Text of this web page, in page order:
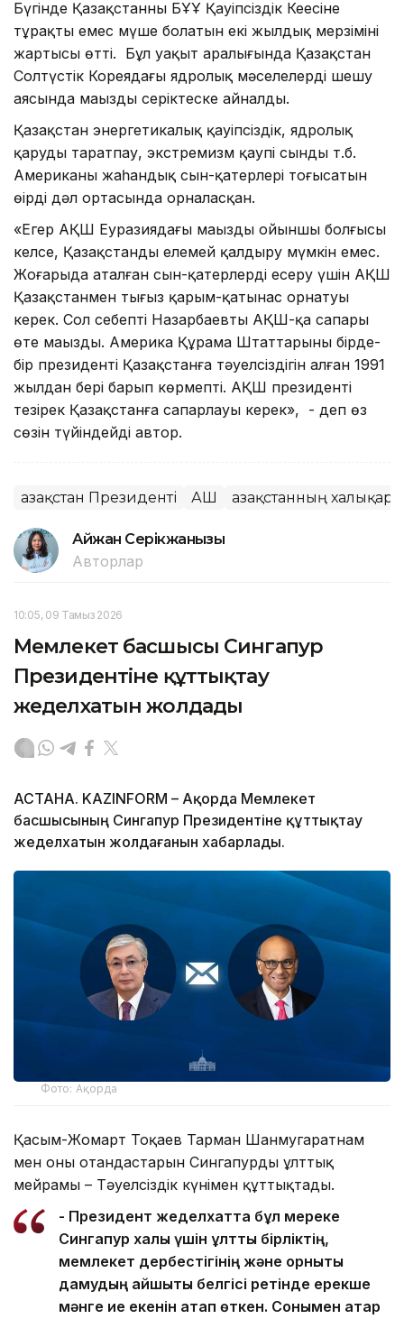
Бүгінде Қазақстанның БҰҰ Қауіпсіздік Кеңесіне
тұрақты емес мүше болатын екі жылдық мерзімінің
жартысы өтті. Бұл уақыт аралығында Қазақстан
Солтүстік Кореядағы ядролық мәселелерді шешу
аясында маңызды серіктеске айналды.
Қазақстан энергетикалық қауіпсіздік, ядролық
қаруды таратпау, экстремизм қаупі сынды т.б.
Американың жаһандық сын-қатерлері тоғысатын
өңірдің дәл ортасында орналасқан.
«Егер АҚШ Еуразиядағы маңызды ойыншы болғысы
келсе, Қазақстанды елемей қалдыру мүмкін емес.
Жоғарыда аталған сын-қатерлерді еңсеру үшін АҚШ
Қазақстанмен тығыз қарым-қатынас орнатуы
керек. Сол себепті Назарбаевтың АҚШ-қа сапары
өте маңызды. Америка Құрама Штаттарының бірде-
бір президенті Қазақстанға тәуелсіздігін алған 1991
жылдан бері барып көрмепті. АҚШ президенті
тезірек Қазақстанға сапарлауы керек», - деп өз
сөзін түйіндейді автор.
Қазақстан Президенті АҚШ Қазақстанның
Айжан Серікжанқызы
Авторлар
10:05, 09 Тамыз 2026
Мемлекет басшысы Сингапур
Президентіне құттықтау
жеделхатын жолдады
АСТАНА. KAZINFORM – Ақорда Мемлекет
басшысының Сингапур Президентіне құттықтау
жеделхатын жолдағанын хабарлады.
Фото: Ақорда
Қасым-Жомарт Тоқаев Тарман Шанмугаратнам
мен оның отандастарын Сингапурдың ұлттық
мейрамы – Тәуелсіздік күнімен құттықтады.
- Президент жеделхатта бұл мереке
Сингапур халқы үшін ұлттық бірліктің,
мемлекет дербестігінің және орнықты
дамудың айшықты белгісі ретінде ерекше
мәнге ие екенін атап өткен. Сонымен қатар